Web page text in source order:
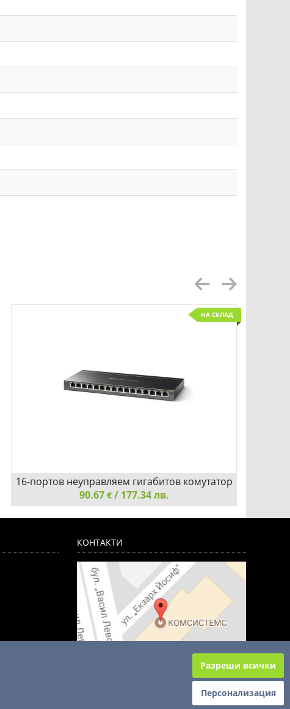
НА СКЛАД
Добави Сравни
16-портов неуправляем гигабитов комутатор
TP-Link TL-SG116E
90.67 €/ 177.34 лв.
КОНТАКТИ
Разреши всички
Персонализация